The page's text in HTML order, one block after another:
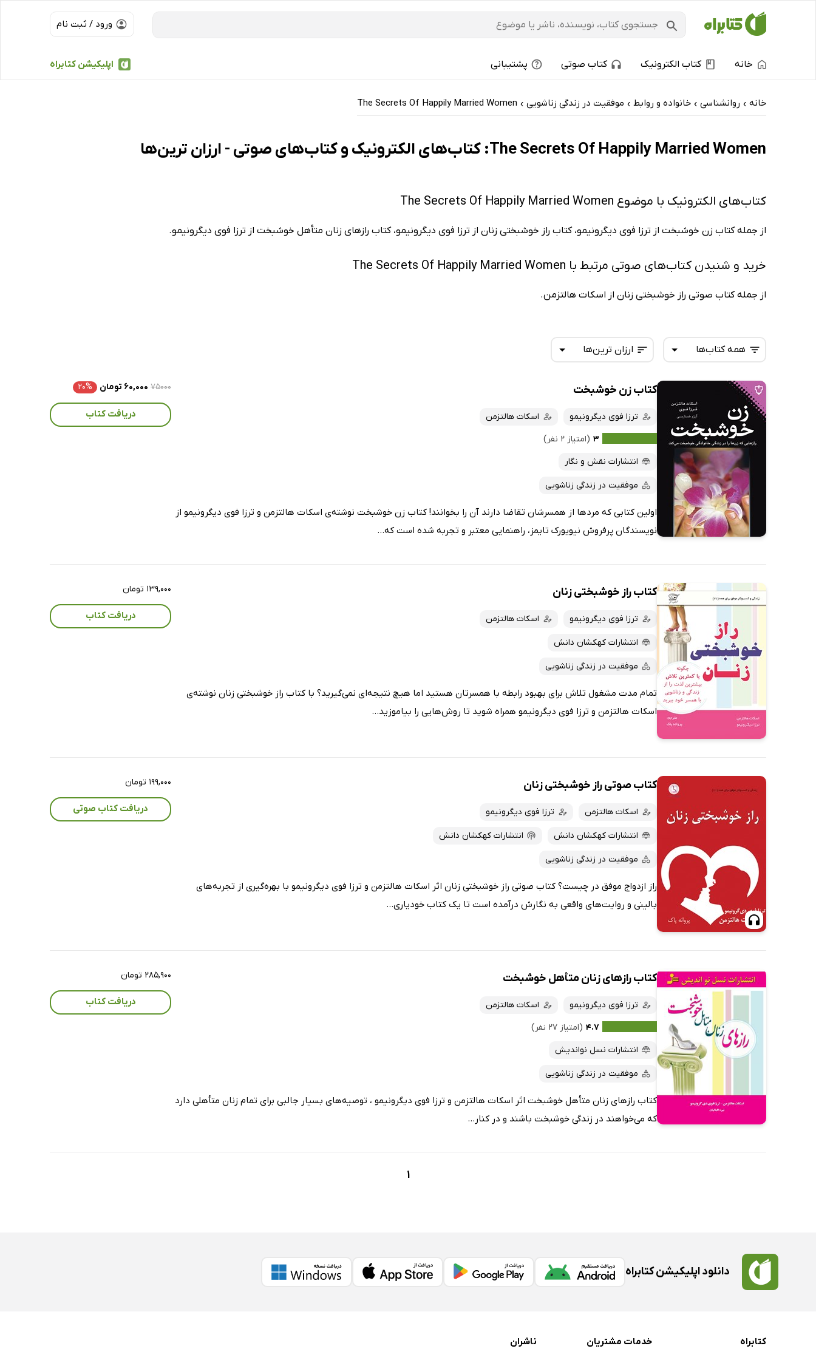
ورود / ثبت نام
اپلیکیشن کتابراه خانه کتاب الکترونیک کتاب صوتی پشتیبانی
خانه › روانشناسی › خانواده و روابط › موفقیت در زندگی زناشویی ›
The Secrets Of Happily Married Women
The Secrets Of Happily Married Women: کتاب‌های الکترونیک و کتاب‌های صوتی - ارزان ترین‌ها
کتاب‌های الکترونیک با موضوع The Secrets Of Happily Married Women
از جمله کتاب زن خوشبخت از ترزا فوی دیگرونیمو، کتاب راز خوشبختی زنان از ترزا فوی دیگرونیمو، کتاب رازهای زنان متأهل خوشبخت از ترزا فوی دیگرونیمو.
خرید و شنیدن کتاب‌های صوتی مرتبط با The Secrets Of Happily Married Women
از جمله کتاب صوتی راز خوشبختی زنان از اسکات هالتزمن.
ارزان ترین‌ها
تازه‌ها
داغ‌ترین‌ها
پربحث‌ها
ارزان ترین‌ها
همه کتاب‌ها
همه کتاب‌ها
کتاب‌های صوتی
کتاب‌های متنی
کتاب زن خوشبخت
ترزا فوی دیگرونیمو
اسکات هالتزمن
۳ (امتیاز ۲ نفر)
انتشارات نقش و نگار
موفقیت در زندگی زناشویی
اولین کتابی که مردها از همسرشان تقاضا دارند آن را بخوانند! کتاب زن خوشبخت نوشته‌ی اسکات هالتزمن و ترزا فوی دیگرونیمو از
نویسندگان پرفروش نیویورک تایمز، راهنمایی معتبر و تجربه شده است که...
۷۵۰۰۰ ۶۰,۰۰۰ تومان ۲۰%
دریافت کتاب
کتاب راز خوشبختی زنان
ترزا فوی دیگرونیمو اسکات هالتزمن
انتشارات کهکشان دانش
موفقیت در زندگی زناشویی
تمام مدت مشغول تلاش برای بهبود رابطه‌ با همسرتان هستید اما هیچ نتیجه‌ای نمی‌گیرید؟ با کتاب راز خوشبختی زنان نوشته‌ی
اسکات هالتزمن و ترزا فوی دیگرونیمو همراه شوید تا روش‌هایی را بیاموزید...
۱۳۹,۰۰۰ تومان
دریافت کتاب
کتاب صوتی راز خوشبختی زنان
اسکات هالتزمن ترزا فوی دیگرونیمو
انتشارات کهکشان دانش انتشارات کهکشان دانش
موفقیت در زندگی زناشویی
راز ازدواج موفق در چیست؟ کتاب صوتی راز خوشبختی زنان اثر اسکات هالتزمن و ترزا فوی دیگرونیمو با بهره‌گیری از تجربه‌های
بالینی و روایت‌های واقعی به نگارش درآمده است تا یک کتاب خودیاری...
۱۹۹,۰۰۰ تومان
دریافت کتاب صوتی
کتاب رازهای زنان متأهل خوشبخت
ترزا فوی دیگرونیمو
اسکات هالتزمن
۴.۷ (امتیاز ۲۷ نفر)
انتشارات نسل نواندیش
موفقیت در زندگی زناشویی
کتاب رازهای زنان متأهل خوشبخت اثر اسکات هالتزمن و ترزا فوی دیگرونیمو ، توصیه‌های بسیار جالبی برای تمام زنان متأهلی دارد
که می‌خواهند در زندگی خوشبخت باشند و در کنار...
۲۸۵,۹۰۰ تومان
دریافت کتاب
1
دانلود اپلیکیشن کتابراه
کتابراه
خدمات مشتریان
ناشران